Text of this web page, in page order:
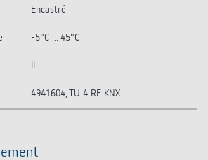
Encastré
-5°C ... 45°C
4941604, TU 4 RF KNX